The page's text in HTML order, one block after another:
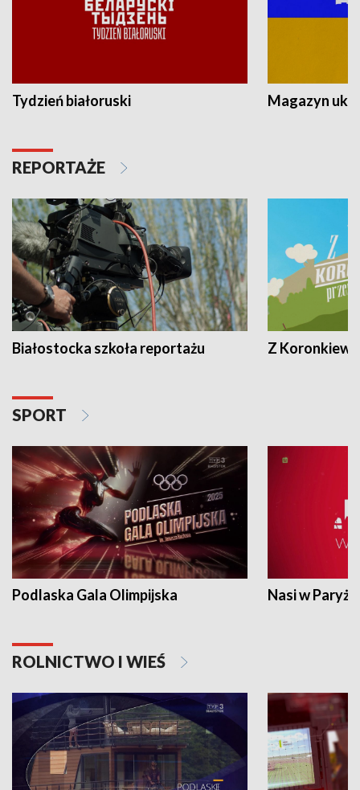
Tydzień białoruski Magazyn
REPORTAŻE
Białostocka szkoła reportażu Z
SPORT
Podlaska Gala Olimpijska Nasi w Paryżu
ROLNICTWO I WIEŚ